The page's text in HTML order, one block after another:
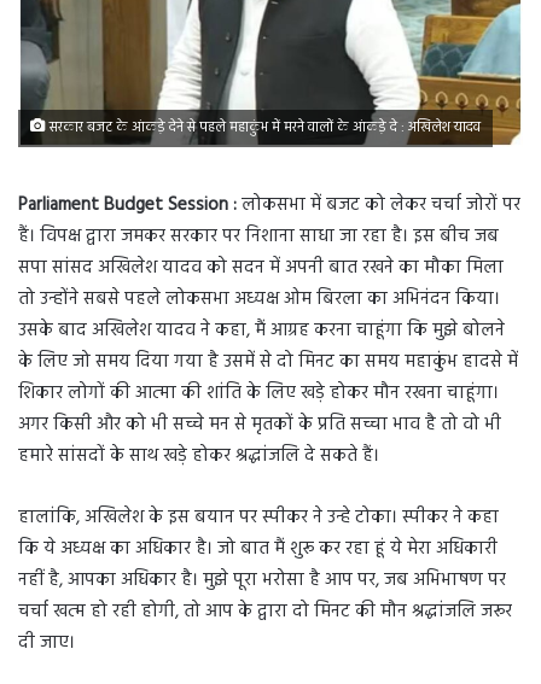
सरकार बजट के आंकड़े देने से पहले महाकुंभ में मरने वालों के आंकड़े दे : अखिलेश यादव
Parliament Budget Session :लोकसभा में बजट को लेकर चर्चा जोरों पर
हैं। विपक्ष द्वारा जमकर सरकार पर निशाना साधा जा रहा है। इस बीच जब
सपा सांसद अखिलेश यादव को सदन में अपनी बात रखने का मौका मिला
तो उन्होंने सबसे पहले लोकसभा अध्यक्ष ओम बिरला का अभिनंदन किया।
उसके बाद अखिलेश यादव ने कहा, मैं आग्रह करना चाहूंगा कि मुझे बोलने
के लिए जो समय दिया गया है उसमें से दो मिनट का समय महाकुंभ हादसे में
शिकार लोगों की आत्मा की शांति के लिए खड़े होकर मौन रखना चाहूंगा।
अगर किसी और को भी सच्चे मन से मृतकों के प्रति सच्चा भाव है तो वो भी
हमारे सांसदों के साथ खड़े होकर श्रद्धांजलि दे सकते हैं।
हालांकि, अखिलेश के इस बयान पर स्पीकर ने उन्हे टोका। स्पीकर ने कहा
कि ये अध्यक्ष का अधिकार है। जो बात मैं शुरू कर रहा हूं ये मेरा अधिकारी
नहीं है, आपका अधिकार है। मुझे पूरा भरोसा है आप पर, जब अभिभाषण पर
चर्चा खत्म हो रही होगी, तो आप के द्वारा दो मिनट की मौन श्रद्धांजलि जरूर
दी जाए।